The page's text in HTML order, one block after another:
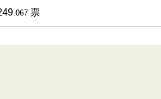
.067 票